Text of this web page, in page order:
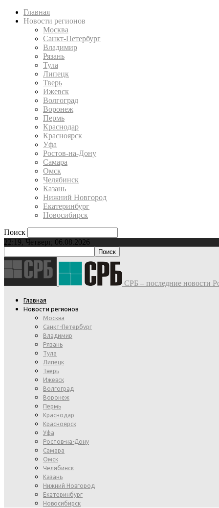
Главная
Новости регионов
Москва
Санкт-Петербург
Владимир
Рязань
Тула
Липецк
Тверь
Ижевск
Волгоград
Воронеж
Пермь
Краснодар
Красноярск
Уфа
Ростов-на-Дону
Самара
Омск
Челябинск
Казань
Нижний Новгород
Екатеринбург
Новосибирск
Поиск
22:19, Четверг, 06.08.2026
СРБ – последние новости
Главная
Новости регионов
Москва
Санкт-Петербург
Владимир
Рязань
Тула
Липецк
Тверь
Ижевск
Волгоград
Воронеж
Пермь
Краснодар
Красноярск
Уфа
Ростов-на-Дону
Самара
Омск
Челябинск
Казань
Нижний Новгород
Екатеринбург
Новосибирск